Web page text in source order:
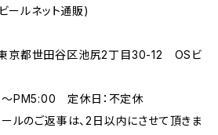
ールネット通販)
京都世田谷区池尻2丁目30-12 OSビ
～PM5:00 定休日：不定休
ルのご返事は、2日以内にさせて頂きま